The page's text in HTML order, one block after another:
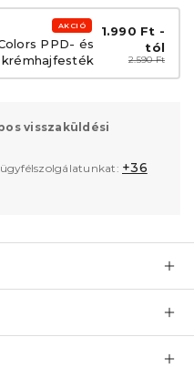
AKCIÓ
PPD- és
1.990 Ft -
tól
2.590 Ft
visszaküldési
ügyfélszolgálatunkat: +36